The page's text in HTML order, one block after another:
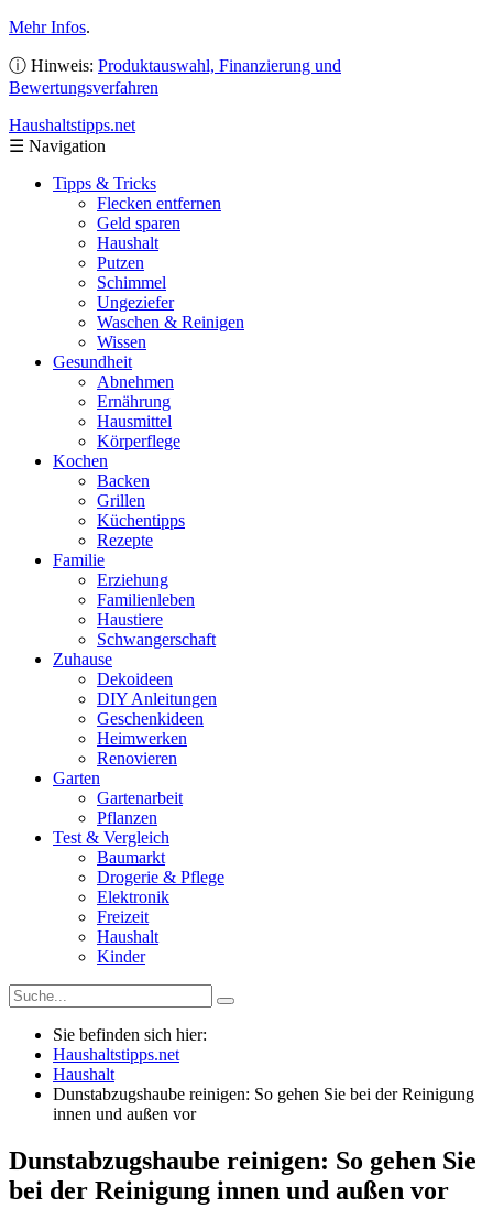
Mehr Infos.
ⓘ Hinweis: Produktauswahl, Finanzierung und
Bewertungsverfahren
Haushaltstipps.net
☰ Navigation
Tipps & Tricks
Flecken entfernen
Geld sparen
Haushalt
Putzen
Schimmel
Ungeziefer
Waschen & Reinigen
Wissen
Gesundheit
Abnehmen
Ernährung
Hausmittel
Körperflege
Kochen
Backen
Grillen
Küchentipps
Rezepte
Familie
Erziehung
Familienleben
Haustiere
Schwangerschaft
Zuhause
Dekoideen
DIY Anleitungen
Geschenkideen
Heimwerken
Renovieren
Garten
Gartenarbeit
Pflanzen
Test & Vergleich
Baumarkt
Drogerie & Pflege
Elektronik
Freizeit
Haushalt
Kinder
Sie befinden sich hier:
Haushaltstipps.net
Haushalt
Dunstabzugshaube reinigen: So gehen Sie bei der Reinigung
innen und außen vor
Dunstabzugshaube reinigen: So gehen Sie
bei der Reinigung innen und außen vor